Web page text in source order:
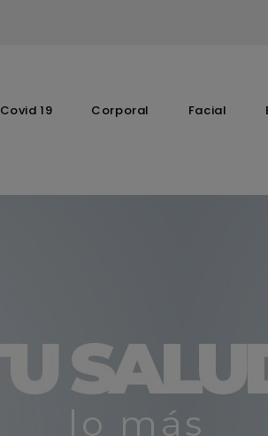
Covid 19 Corporal Facial